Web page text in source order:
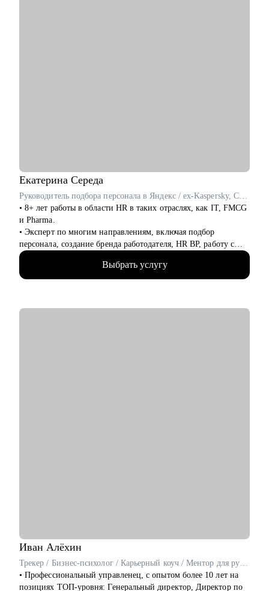
Екатерина Середа
Руководитель подбора персонала в Яндекс / ex-Kaspersky, Coca-Cola HBC
• 8+ лет работы в области HR в таких отраслях, как IT, FMCG
и Pharma.
• Эксперт по многим направлениям, включая подбор
персонала, создание бренда работодателя, HR BP, работу с
молодежью и оценку компетенций.
• 6+ лет опыта управления командой из 20+ человек,
распределенной по РФ и другим странам.
Выбрать услугу
Иван Алёхин
Трекер / Бизнес-психолог / Карьерный коуч / Ментор для руководителей среднего и высшего звена
• Профессиональный управленец, с опытом более 10 лет на
позициях ТОП-уровня: Генеральный директор, Директор по